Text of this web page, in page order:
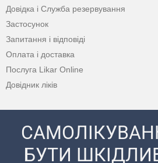
Довідка і Служба резервування
Застосунок
Запитання і відповіді
Оплата і доставка
Послуга Likar Online
Довідник ліків
БУТИ